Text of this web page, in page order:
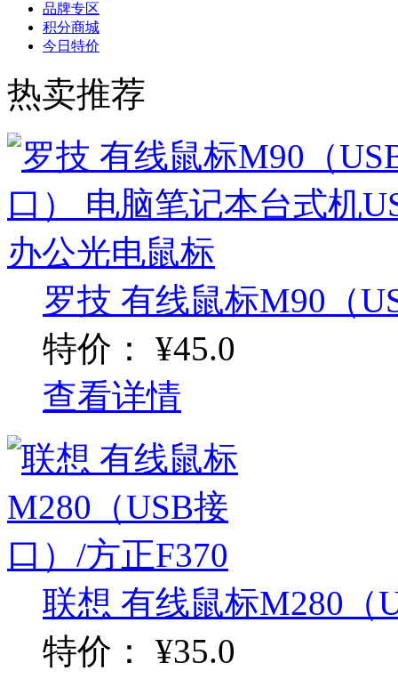
品牌专区
积分商城
今日特价
热卖推荐
罗技 有线鼠标M90（
特价：
¥45.0
查看详情
联想 有线鼠标M280（
特价：
¥35.0